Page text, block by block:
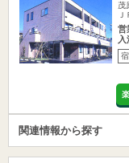
茂
営
入
関連情報から探す